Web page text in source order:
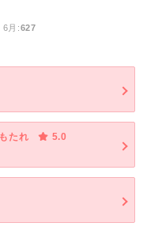
月:627
たれ
5.0